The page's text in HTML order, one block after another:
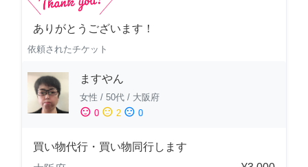
ありがとうございます！
依頼されたチケット
ますやん
女性 / 50代 / 大阪府
sentiment_satisfied 0 sentiment_neutral 2 sentiment_dissatisfied 0
買い物代行・買い物同行します